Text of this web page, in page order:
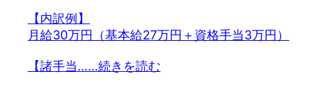
【内訳例】
月給30万円（基本給27万円＋資格手当3万円）
【諸手当……続きを読む